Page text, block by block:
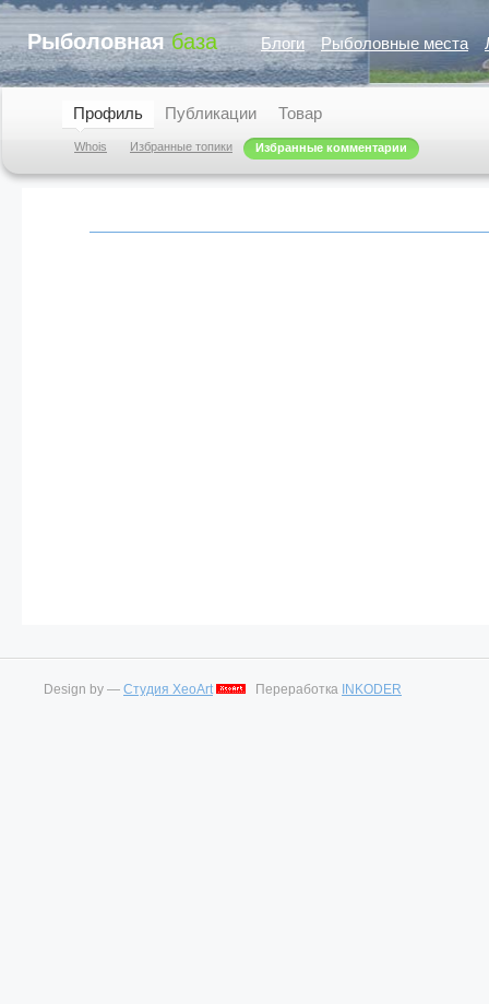
Рыболовная база Блоги Рыболовные места
Профиль
Whois Избранные топики Избранные комментарии
Публикации Товар
Design by — Студия XeoArt Переработка INKODER